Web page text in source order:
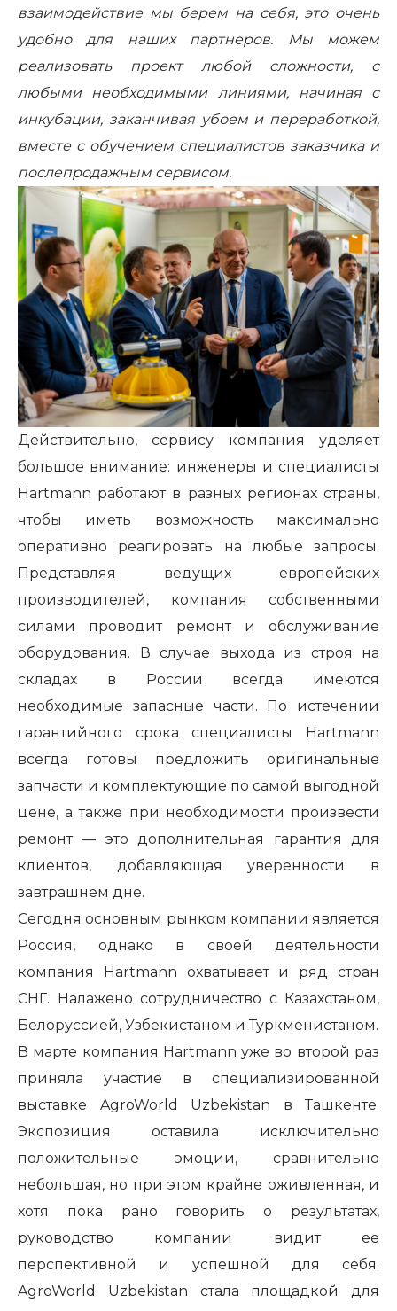
взаимодействие мы берем на себя, это очень
удобно для наших партнеров. Мы можем
реализовать проект любой сложности, с
любыми необходимыми линиями, начиная с
инкубации, заканчивая убоем и переработкой,
вместе с обучением специалистов заказчика и
послепродажным сервисом.
Действительно, сервису компания уделяет
большое внимание: инженеры и специалисты
Hartmann работают в разных регионах страны,
чтобы иметь возможность максимально
оперативно реагировать на любые запросы.
Представляя ведущих европейских
производителей, компания собственными
силами проводит ремонт и обслуживание
оборудования. В случае выхода из строя на
складах в России всегда имеются
необходимые запасные части. По истечении
гарантийного срока специалисты Hartmann
всегда готовы предложить оригинальные
запчасти и комплектующие по самой выгодной
цене, а также при необходимости произвести
ремонт — это дополнительная гарантия для
клиентов, добавляющая уверенности в
завтрашнем дне.
Сегодня основным рынком компании является
Россия, однако в своей деятельности
компания Hartmann охватывает и ряд стран
СНГ. Налажено сотрудничество с Казахстаном,
Белоруссией, Узбекистаном и Туркменистаном.
В марте компания Hartmann уже во второй раз
приняла участие в специализированной
выставке AgroWorld Uzbekistan в Ташкенте.
Экспозиция оставила исключительно
положительные эмоции, сравнительно
небольшая, но при этом крайне оживленная, и
хотя пока рано говорить о результатах,
руководство компании видит ее
перспективной и успешной для себя.
AgroWorld Uzbekistan стала площадкой для